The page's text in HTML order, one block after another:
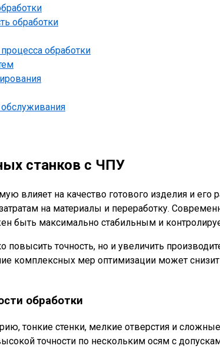
обработки
обработки
станков с ЧПУ
влияет на качество готового изделия и его
на материалы и переработку.
быть максимально стабильным и
точность, но и увеличить
комплексных мер оптимизации может
обработки
тонкие стенки, мелкие отверстия и
точности по нескольким осям с